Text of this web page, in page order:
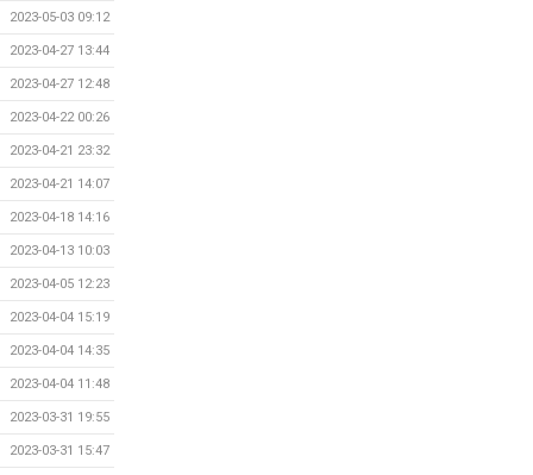
2023-05-03 09:12
2023-04-27 13:44
2023-04-27 12:48
2023-04-22 00:26
2023-04-21 23:32
2023-04-21 14:07
2023-04-18 14:16
2023-04-13 10:03
2023-04-05 12:23
2023-04-04 15:19
2023-04-04 14:35
2023-04-04 11:48
2023-03-31 19:55
2023-03-31 15:47